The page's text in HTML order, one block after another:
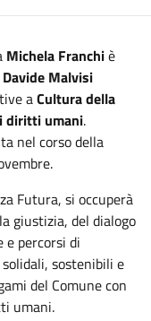
Michela Franchiè
Davide Malvisi
aCultura della
diritti umani.
nel corso della
Futura, si occuperà
giustizia, del dialogo
percorsi di
sostenibili e
del Comune con
umani.